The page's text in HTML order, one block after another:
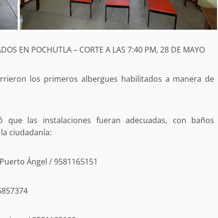
EN POCHUTLA – CORTE A LAS 7:40 PM, 28 DE MAYO
los primeros albergues habilitados a manera de
que las instalaciones fueran adecuadas, con baños
ciudadanía:
Ángel / 9581165151
EN
Ciudad Salud: justicia social para Oaxaca
Pedro